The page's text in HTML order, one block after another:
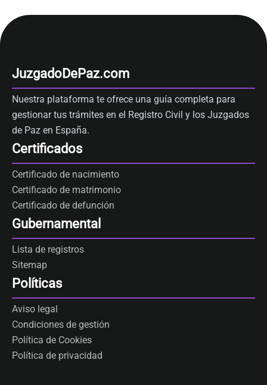
JuzgadoDePaz.com
Nuestra plataforma te ofrece una guía completa para
gestionar tus trámites en el Registro Civil y los Juzgados
de Paz en España.
Certificados
Certificado de nacimiento
Certificado de matrimonio
Certificado de defunción
Gubernamental
Lista de registros
Sitemap
Políticas
Aviso legal
Condiciones de gestión
Política de Cookies
Política de privacidad